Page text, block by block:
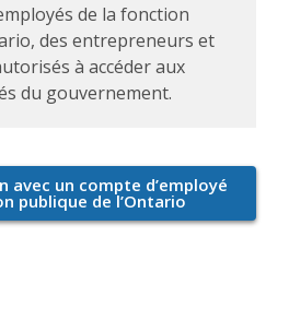
de la fonction
des entrepreneurs et
à accéder aux
du gouvernement.